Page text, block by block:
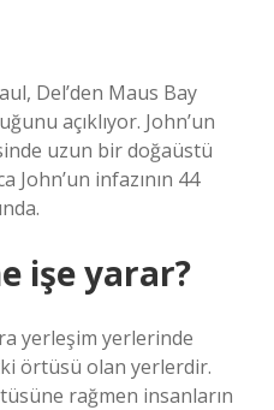
Del’den Maus Bay
açıklıyor. John’un
uzun bir doğaüstü
John’un infazının 44
işe yarar?
yerleşim yerlerinde
örtüsü olan yerlerdir.
rağmen insanların